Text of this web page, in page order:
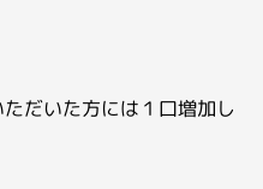
だいた方には１口増加し